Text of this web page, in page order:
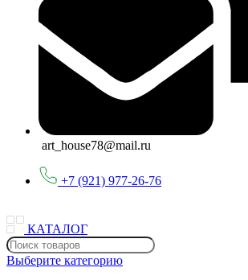
art_house78@mail.ru
+7 (921) 977-26-76
КАТАЛОГ
Выберите категорию